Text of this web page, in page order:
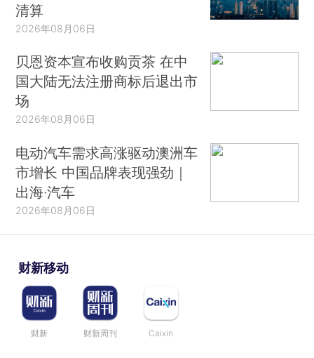
清算
2026年08月06日
贝恩资本宣布收购贡茶 在中
国大陆无法注册商标后退出市
场
2026年08月06日
电动汽车需求高涨驱动澳洲车
市增长 中国品牌表现强劲｜
出海·汽车
2026年08月06日
财新移动
财新 财新周刊 Caixin